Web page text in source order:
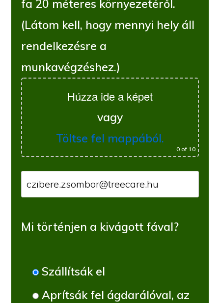
fa 20 méteres környezetéről.
(Látom kell, hogy mennyi hely áll
rendelkezésre a
munkavégzéshez.)
Húzza ide a képet
vagy
Töltse fel mappából.
0of 10
Mi történjen a kivágott fával?
Szállítsák el
Aprítsák fel ágdarálóval, az